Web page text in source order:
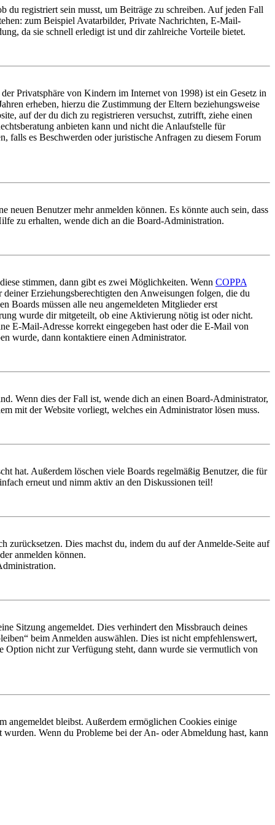
registriert sein musst, um Beiträge zu schreiben. Auf jeden Fall
zum Beispiel Avatarbilder, Private Nachrichten, E-Mail-
da sie schnell erledigt ist und dir zahlreiche Vorteile bietet.
Privatsphäre von Kindern im Internet von 1998) ist ein Gesetz in
erheben, hierzu die Zustimmung der Eltern beziehungsweise
auf der du dich zu registrieren versuchst, zutrifft, ziehe einen
anbieten kann und nicht die Anlaufstelle für
falls es Beschwerden oder juristische Anfragen zu diesem Forum
neuen Benutzer mehr anmelden können. Es könnte auch sein, dass
zu erhalten, wende dich an die Board-Administration.
stimmen, dann gibt es zwei Möglichkeiten. Wenn COPPA
Erziehungsberechtigten den Anweisungen folgen, die du
Boards müssen alle neu angemeldeten Mitglieder erst
wurde dir mitgeteilt, ob eine Aktivierung nötig ist oder nicht.
E-Mail-Adresse korrekt eingegeben hast oder die E-Mail von
wurde, dann kontaktiere einen Administrator.
Wenn dies der Fall ist, wende dich an einen Board-Administrator,
mit der Website vorliegt, welches ein Administrator lösen muss.
hat. Außerdem löschen viele Boards regelmäßig Benutzer, die für
erneut und nimm aktiv an den Diskussionen teil!
Dies machst du, indem du auf der Anmelde-Seite auf
anmelden können.
Sitzung angemeldet. Dies verhindert den Missbrauch deines
beim Anmelden auswählen. Dies ist nicht empfehlenswert,
Option nicht zur Verfügung steht, dann wurde sie vermutlich von
angemeldet bleibst. Außerdem ermöglichen Cookies einige
Wenn du Probleme bei der An- oder Abmeldung hast, kann